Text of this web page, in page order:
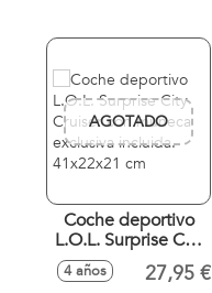
de intensidad.
AGOTADO
Coche deportivo
L.O.L. Surprise City
Cruiser con
muñeca exclusiva
4 años 27,95 €